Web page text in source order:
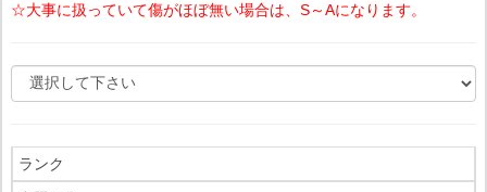
☆大事に扱っていて傷がほぼ無い場合は、S～Aになります。
ランク